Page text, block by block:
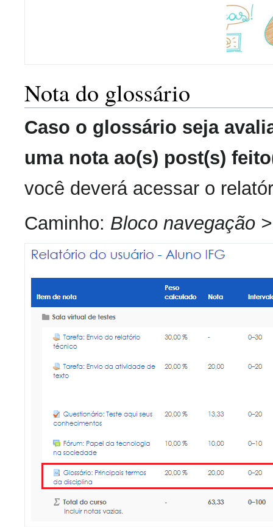
Nota do glossário
Caso o glossário seja
uma nota ao(s) post(s)
você deverá acessar o
Caminho: Bloco navegação